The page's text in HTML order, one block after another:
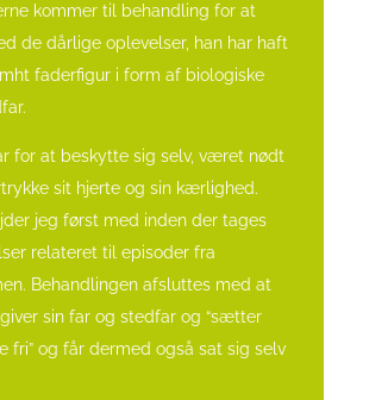
kommer til
behandling for at
de dårlige oplevelser, han har haft
faderfigur i form af biologiske
for at beskytte sig selv, været nødt
sit hjerte og sin kærlighed.
jeg først med inden der tages
relateret til episoder fra
Behandlingen afsluttes med at
sin far og stedfar og “sætter
fri” og får dermed også sat sig selv